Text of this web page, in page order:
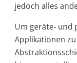
jedoch alles
Um geräte-
Applikationen